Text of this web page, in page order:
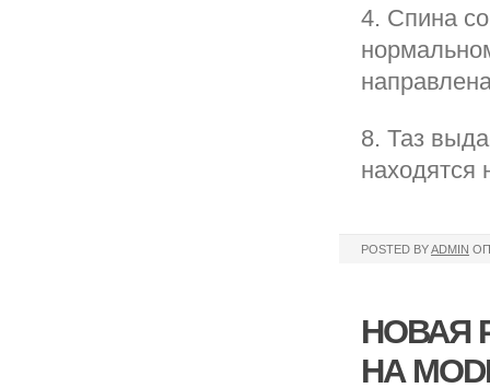
4. Спина
8. Таз
находятся
POSTED BYADMIN
НОВАЯ
НА